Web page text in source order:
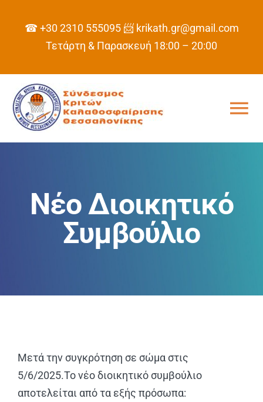
☎ +30 2310 555095 📨 krikath.gr@gmail.com
Τετάρτη & Παρασκευή 18:00 – 20:00
ΣΥΝΔΕΣΜΟΣ
ΠΡΟΓΡΑΜΜΑ
Νέο Διοικητικό
Συμβούλιο
Μετά την συγκρότηση σε σώμα στις
5/6/2025.Το νέο διοικητικό συμβούλιο
αποτελείται από τα εξής πρόσωπα: